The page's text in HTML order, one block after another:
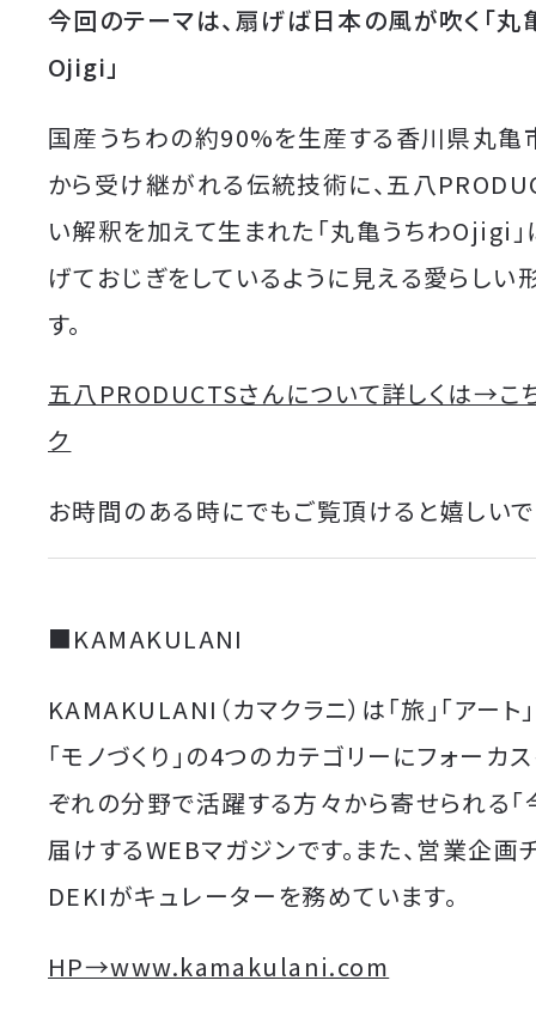
今回のテーマは、扇げば日本の風が吹く「丸
Ojigi」
国産うちわの約90%を生産する香川県丸亀
から受け継がれる伝統技術に、五八
い解釈を加えて生まれた「丸亀うちわOjigi」
げておじぎをしているように見える愛らしい
す。
五八PRODUCTSさんについて詳しくは→こ
ク
お時間のある時にでもご覧頂けると嬉しいで
■KAMAKULANI
KAMAKULANI（カマクラニ）は「旅」「アート」
「モノづくり」の4つのカテゴリーにフォーカ
ぞれの分野で活躍する方々から寄せられる「
届けするWEBマガジンです。また、営業企画
DEKIがキュレーターを務めています。
HP→www.kamakulani.com